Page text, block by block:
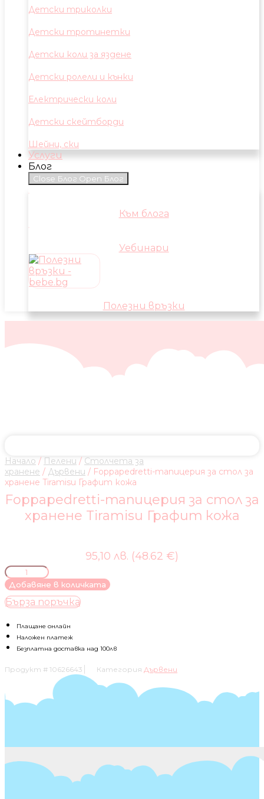
Детски триколки
Детски тротинетки
Детски коли за яздене
Детски ролели и кънки
Електрически коли
Детски скейтборди
Шейни, ски
Услуги
Блог
Close Блог Open Блог
Към блога
Уебинари
Полезни връзки
Начало / Пелени / Столчета за
хранене / Дървени / Foppapedretti-тапицерия за стол за
хранене Tiramisu Графит кожа
Foppapedretti-тапицерия за стол за
хранене Tiramisu Графит кожа
95,10 лв. (48.62 €)
количество
за
Foppapedretti-
тапицерия
стол
за
хранене
Графит
Добавяне в количката
Бърза поръчка
Плащане онлайн
Наложен платеж
Безплатна доставка над 100лв
Продукт # 10626643 Категория Дървени